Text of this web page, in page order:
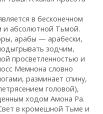
в бесконечном
и абсолютной Тьмой.
арабы — арабески,
зодчим,
просветленностью и
Мемнона словно
разминает спину,
головой),
ходом Амона Ра.
в кромешной Тьме и